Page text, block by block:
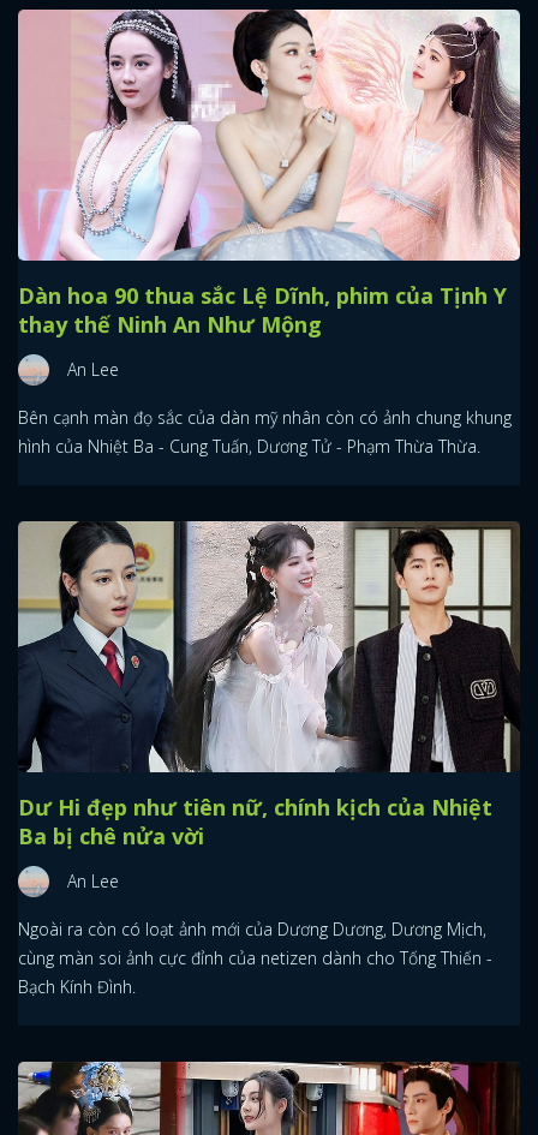
Dàn hoa 90 thua sắc Lệ Dĩnh, phim của Tịnh Y
thay thế Ninh An Như Mộng
An Lee
Bên cạnh màn đọ sắc của dàn mỹ nhân còn có ảnh chung khung
hình của Nhiệt Ba - Cung Tuấn, Dương Tử - Phạm Thừa Thừa.
Dư Hi đẹp như tiên nữ, chính kịch của Nhiệt
Ba bị chê nửa vời
An Lee
Ngoài ra còn có loạt ảnh mới của Dương Dương, Dương Mịch,
cùng màn soi ảnh cực đỉnh của netizen dành cho Tống Thiến -
Bạch Kính Đình.